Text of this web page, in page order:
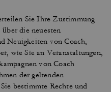
Sie Ihre Zustimmung
die neuesten
Neuigkeiten von Coach,
wie Sie an Veranstaltungen,
von Coach
der geltenden
bestimmte Rechte und